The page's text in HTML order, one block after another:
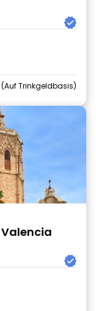
Auf Trinkgeldbasis